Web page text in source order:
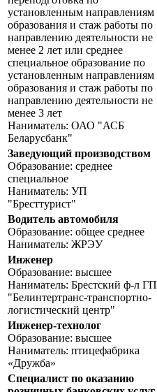
установленным направлениям
образования и стаж работы по
направлению дея­тельности не
менее 2 лет или среднее
специальное образование по
установленным направлениям
образования и стаж работы по
направлению деятельности не
менее 3 лет
Наниматель: ОАО "АСБ
Беларусбанк"
Заведующий производством
Образование: среднее
специальное
Наниматель: УП
"Бресттурист"
Водитель автомобиля
Образование: общее среднее
Наниматель: ЖРЭУ
Инженер
Образование: высшее
Наниматель: Брестский ф-л ГП
"Белинтертранс-транспортно-
логистический центр"
Инженер-технолог
Образование: высшее
Наниматель: птицефабрика
«Дружба»
Специалист по оказанию